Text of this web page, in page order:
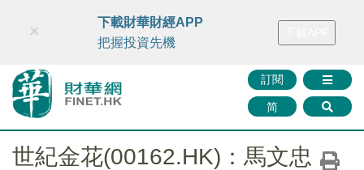
財華智庫網 FINTV FINMETA 財華證券 媒體矩陣
訂閱
简
×
下載財華財經APP
把握投資先機
世紀金花(00162.HK)：馬文忠